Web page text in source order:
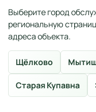
Выберите город
региональную
адреса объекта.
Щёлково
Старая Купавна